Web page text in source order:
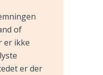
of
er ikke
er der